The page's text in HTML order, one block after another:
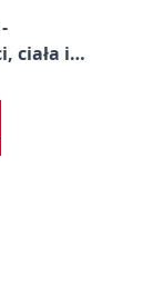
ciała i